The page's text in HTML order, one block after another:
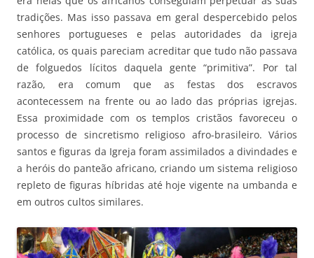
tradições. Mas isso passava em geral despercebido pelos
senhores portugueses e pelas autoridades da igreja
católica, os quais pareciam acreditar que tudo não passava
de folguedos lícitos daquela gente “primitiva”. Por tal
razão, era comum que as festas dos escravos
acontecessem na frente ou ao lado das próprias igrejas.
Essa proximidade com os templos cristãos favoreceu o
processo de sincretismo religioso afro-brasileiro. Vários
santos e figuras da Igreja foram assimilados a divindades e
a heróis do panteão africano, criando um sistema religioso
repleto de figuras híbridas até hoje vigente na umbanda e
em outros cultos similares.